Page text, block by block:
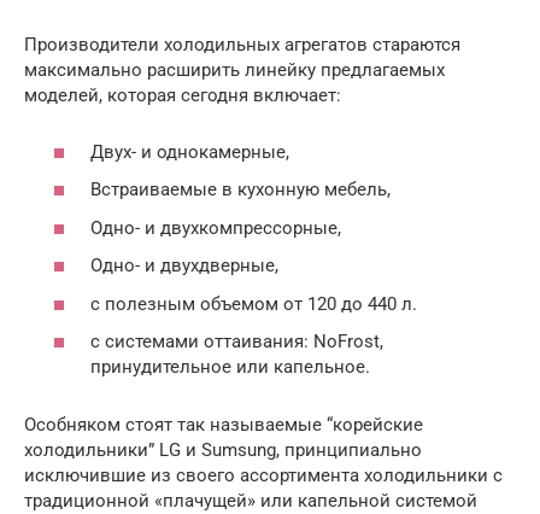
Производители холодильных агрегатов стараются
максимально расширить линейку предлагаемых
моделей, которая сегодня включает:
Двух- и однокамерные,
Встраиваемые в кухонную мебель,
Одно- и двухкомпрессорные,
Одно- и двухдверные,
с полезным объемом от 120 до 440 л.
с системами оттаивания: NoFrost,
принудительное или капельное.
Особняком стоят так называемые “корейские
холодильники” LG и Sumsung, принципиально
исключившие из своего ассортимента холодильники с
традиционной «плачущей» или капельной системой